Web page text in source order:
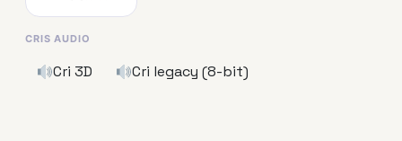
CRIS AUDIO
Cri 3D Cri legacy (8-bit)